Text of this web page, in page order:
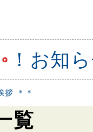
！お知
拶 ＊＊
覧